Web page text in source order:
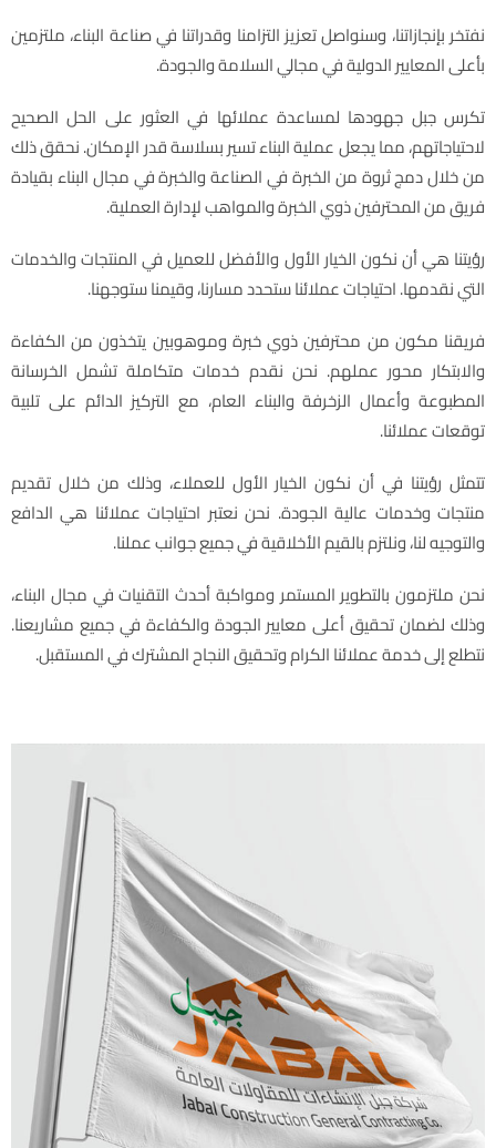
نفتخر بإنجازاتنا، وسنواصل تعزيز التزامنا وقدراتنا في صناعة البناء، ملتزمين
بأعلى المعايير الدولية في مجالي السلامة والجودة.
تكرس جبل جهودها لمساعدة عملائها في العثور على الحل الصحيح
لاحتياجاتهم، مما يجعل عملية البناء تسير بسلاسة قدر الإمكان. نحقق ذلك
من خلال دمج ثروة من الخبرة في الصناعة والخبرة في مجال البناء بقيادة
فريق من المحترفين ذوي الخبرة والمواهب لإدارة العملية.
رؤيتنا هي أن نكون الخيار الأول والأفضل للعميل في المنتجات والخدمات
التي نقدمها. احتياجات عملائنا ستحدد مسارنا، وقيمنا ستوجهنا.
فريقنا مكون من محترفين ذوي خبرة وموهوبين يتخذون من الكفاءة
والابتكار محور عملهم. نحن نقدم خدمات متكاملة تشمل الخرسانة
المطبوعة وأعمال الزخرفة والبناء العام، مع التركيز الدائم على تلبية
توقعات عملائنا.
تتمثل رؤيتنا في أن نكون الخيار الأول للعملاء، وذلك من خلال تقديم
منتجات وخدمات عالية الجودة. نحن نعتبر احتياجات عملائنا هي الدافع
والتوجيه لنا، ونلتزم بالقيم الأخلاقية في جميع جوانب عملنا.
نحن ملتزمون بالتطوير المستمر ومواكبة أحدث التقنيات في مجال البناء،
وذلك لضمان تحقيق أعلى معايير الجودة والكفاءة في جميع مشاريعنا.
نتطلع إلى خدمة عملائنا الكرام وتحقيق النجاح المشترك في المستقبل.